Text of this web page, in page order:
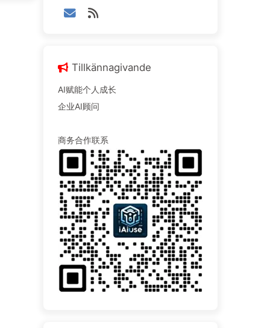
Tillkännagivande
AI赋能个人成长
企业AI顾问
商务合作联系